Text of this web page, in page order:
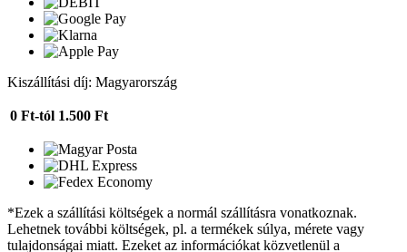
Kiszállítási díj: Magyarország
0 Ft-tól 1.500 Ft
*Ezek a szállítási költségek a normál szállításra vonatkoznak.
Lehetnek további költségek, pl. a termékek súlya, mérete vagy
tulajdonságai miatt. Ezeket az információkat közvetlenül a